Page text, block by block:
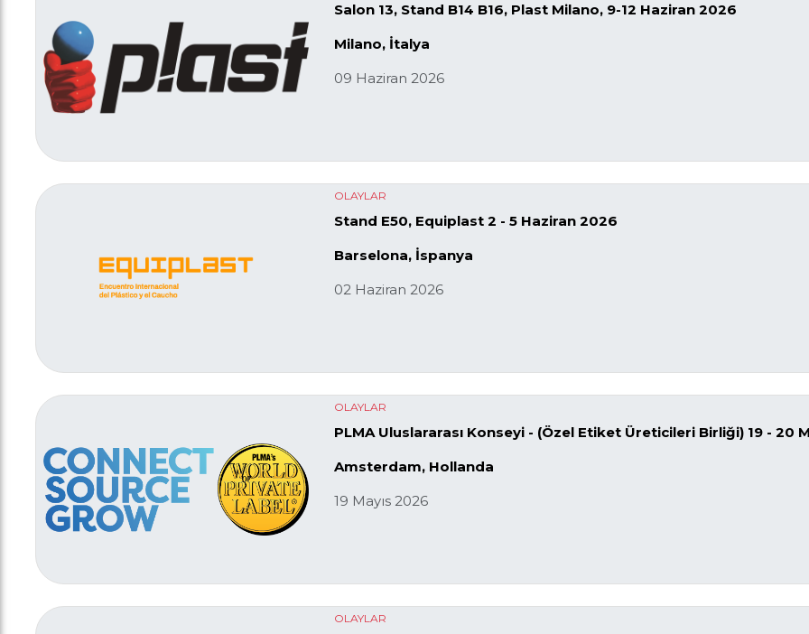
Salon 13, Stand B14 B16, Plast Milano, 9-12 Haziran 2026
Milano, İtalya
09 Haziran 2026
OLAYLAR
Stand E50, Equiplast 2 - 5 Haziran 2026
Barselona, ​​İspanya
02 Haziran 2026
OLAYLAR
PLMA Uluslararası Konseyi - (Özel Etiket Üreticileri Birliği) 19 - 20
Amsterdam, Hollanda
19 Mayıs 2026
OLAYLAR